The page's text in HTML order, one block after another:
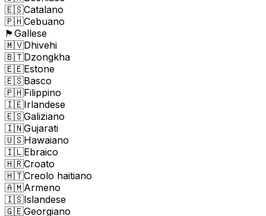
🇪🇸Catalano
🇵🇭Cebuano
🏴󠁧󠁢󠁷󠁬󠁳󠁿 Gallese
🇲🇻Dhivehi
🇧🇹Dzongkha
🇪🇪Estone
🇪🇸Basco
🇵🇭Filippino
🇮🇪Irlandese
🇪🇸Galiziano
🇮🇳Gujarati
🇺🇸Hawaiano
🇮🇱Ebraico
🇭🇷Croato
🇭🇹Creolo haitiano
🇦🇲Armeno
🇮🇸Islandese
🇬🇪Georgiano